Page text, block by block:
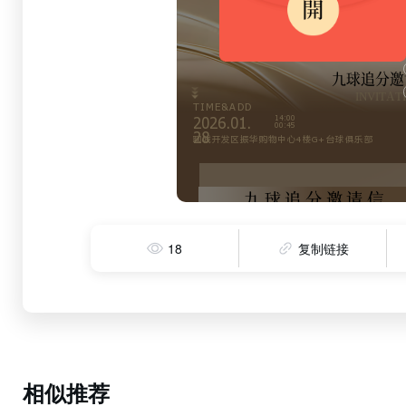
18 复制链接
相似推荐